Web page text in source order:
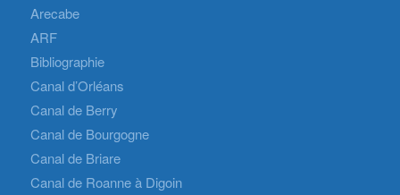
Arecabe
ARF
Bibliographie
Canal d’Orléans
Canal de Berry
Canal de Bourgogne
Canal de Briare
Canal de Roanne à Digoin